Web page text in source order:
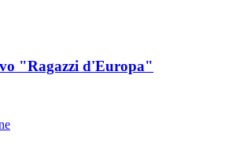
"Ragazzi d'Europa"